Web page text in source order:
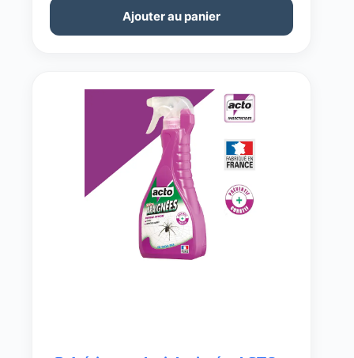
Ajouter au panier